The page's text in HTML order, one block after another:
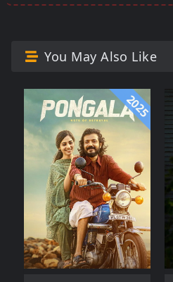
You May Also Like
2025